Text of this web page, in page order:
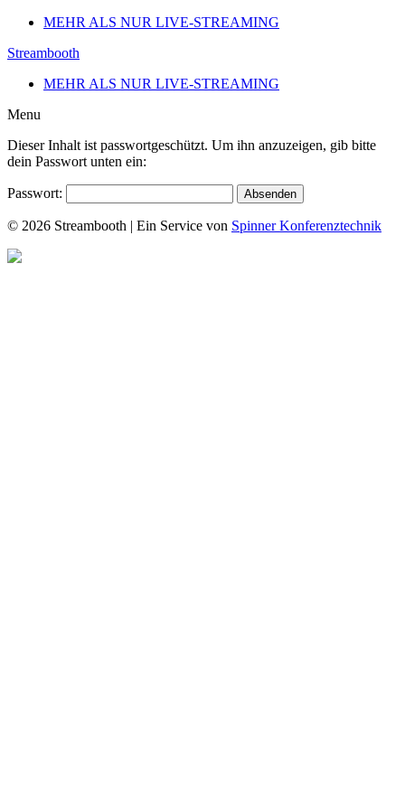
MEHR ALS NUR LIVE-STREAMING
Streambooth
MEHR ALS NUR LIVE-STREAMING
Menu
Dieser Inhalt ist passwortgeschützt. Um ihn anzuzeigen, gib bitte
dein Passwort unten ein:
Passwort:
© 2026 Streambooth | Ein Service von Spinner Konferenztechnik